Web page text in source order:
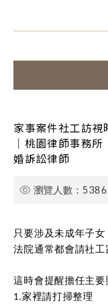
家事案件社工訪
｜桃園律師事務
婚訴訟律師
瀏覽人數： 5386
只要涉及未成年子女
法院通常都會請社
這時會提醒擔任主要
1.家裡請打掃整理